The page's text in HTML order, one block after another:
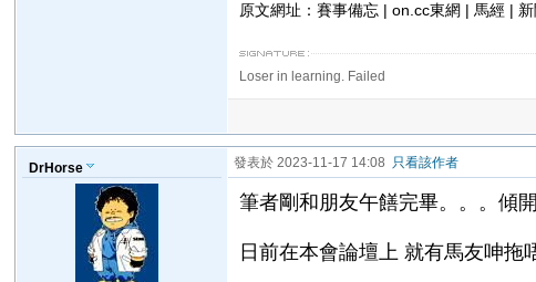
原文網址：賽事備忘 | on.cc東網 | 馬經 |
Loser in learning. Failed
DrHorse 發表於 2023-11-17 14:08 只看該作者
筆者剛和朋友午饍完畢。。。傾
日前在本會論壇上 就有馬友呻拖